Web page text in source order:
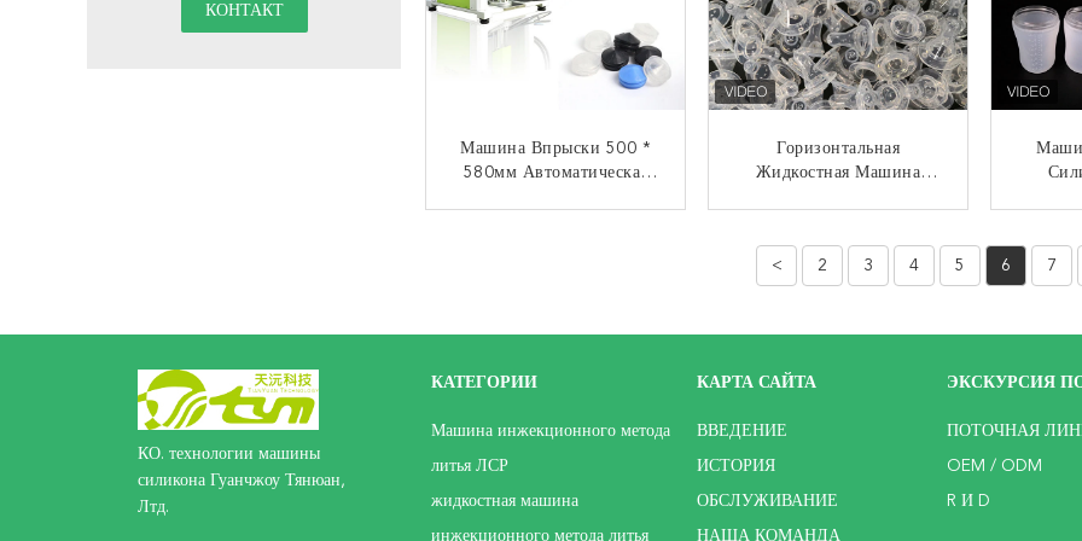
Машина Впрыски 500 *
580мм Автоматическая
Горизонтальная
Жидкостная Машина
Ниппель Младенца
Гарантия 1 Года
< 2 3 4 5 6 7
КО. технологии машины
силикона Гуанчжоу Тянюан,
Лтд.
КАТЕГОРИИ
Машина инжекционного метода
литья ЛСР
жидкостная машина
инжекционного метода литья
КАРТА САЙТА
ВВЕДЕНИЕ
ИСТОРИЯ
ОБСЛУЖИВАНИЕ
НАША КОМАНДА
ЭКСКУРСИЯ
ПОТОЧНАЯ
OEM / ODM
R И D